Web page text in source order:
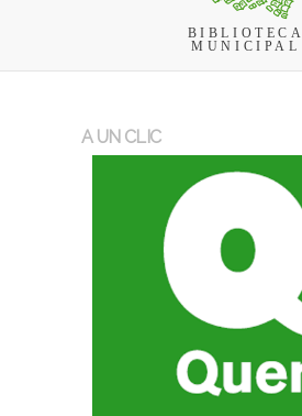
BIBLIOTECA
MUNICIPAL
A UN CLIC